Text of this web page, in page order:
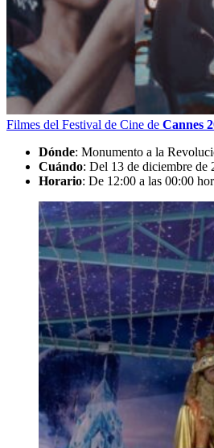
Filmes del Festival de Cine de Cannes
Dónde: Monumento a la
Cuándo: Del 13 de diciembre de
Horario: De 12:00 a las 00:00